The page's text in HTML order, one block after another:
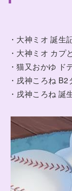
・大神ミオ 誕生
・大神ミオ カプ
・猫又おかゆ ド
・戌神ころね
・戌神ころね 誕